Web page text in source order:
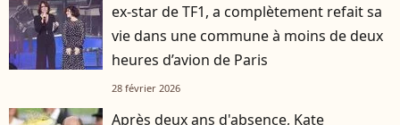
ex-star de TF1, a complètement refait sa
vie dans une commune à moins de deux
heures d’avion de Paris
28 février 2026
Après deux ans d'absence, Kate